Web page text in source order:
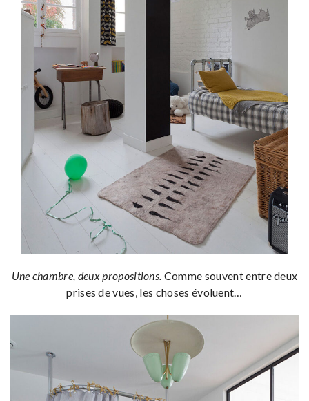
Une chambre, deux propositions. Comme souvent entre deux
prises de vues, les choses évoluent…